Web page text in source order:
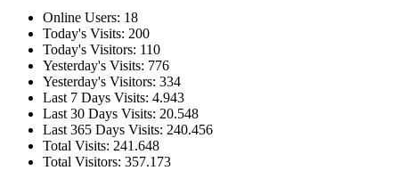
Online Users: 18
Today's Visits: 200
Today's Visitors: 110
Yesterday's Visits: 776
Yesterday's Visitors: 334
Last 7 Days Visits: 4.943
Last 30 Days Visits: 20.548
Last 365 Days Visits: 240.456
Total Visits: 241.648
Total Visitors: 357.173